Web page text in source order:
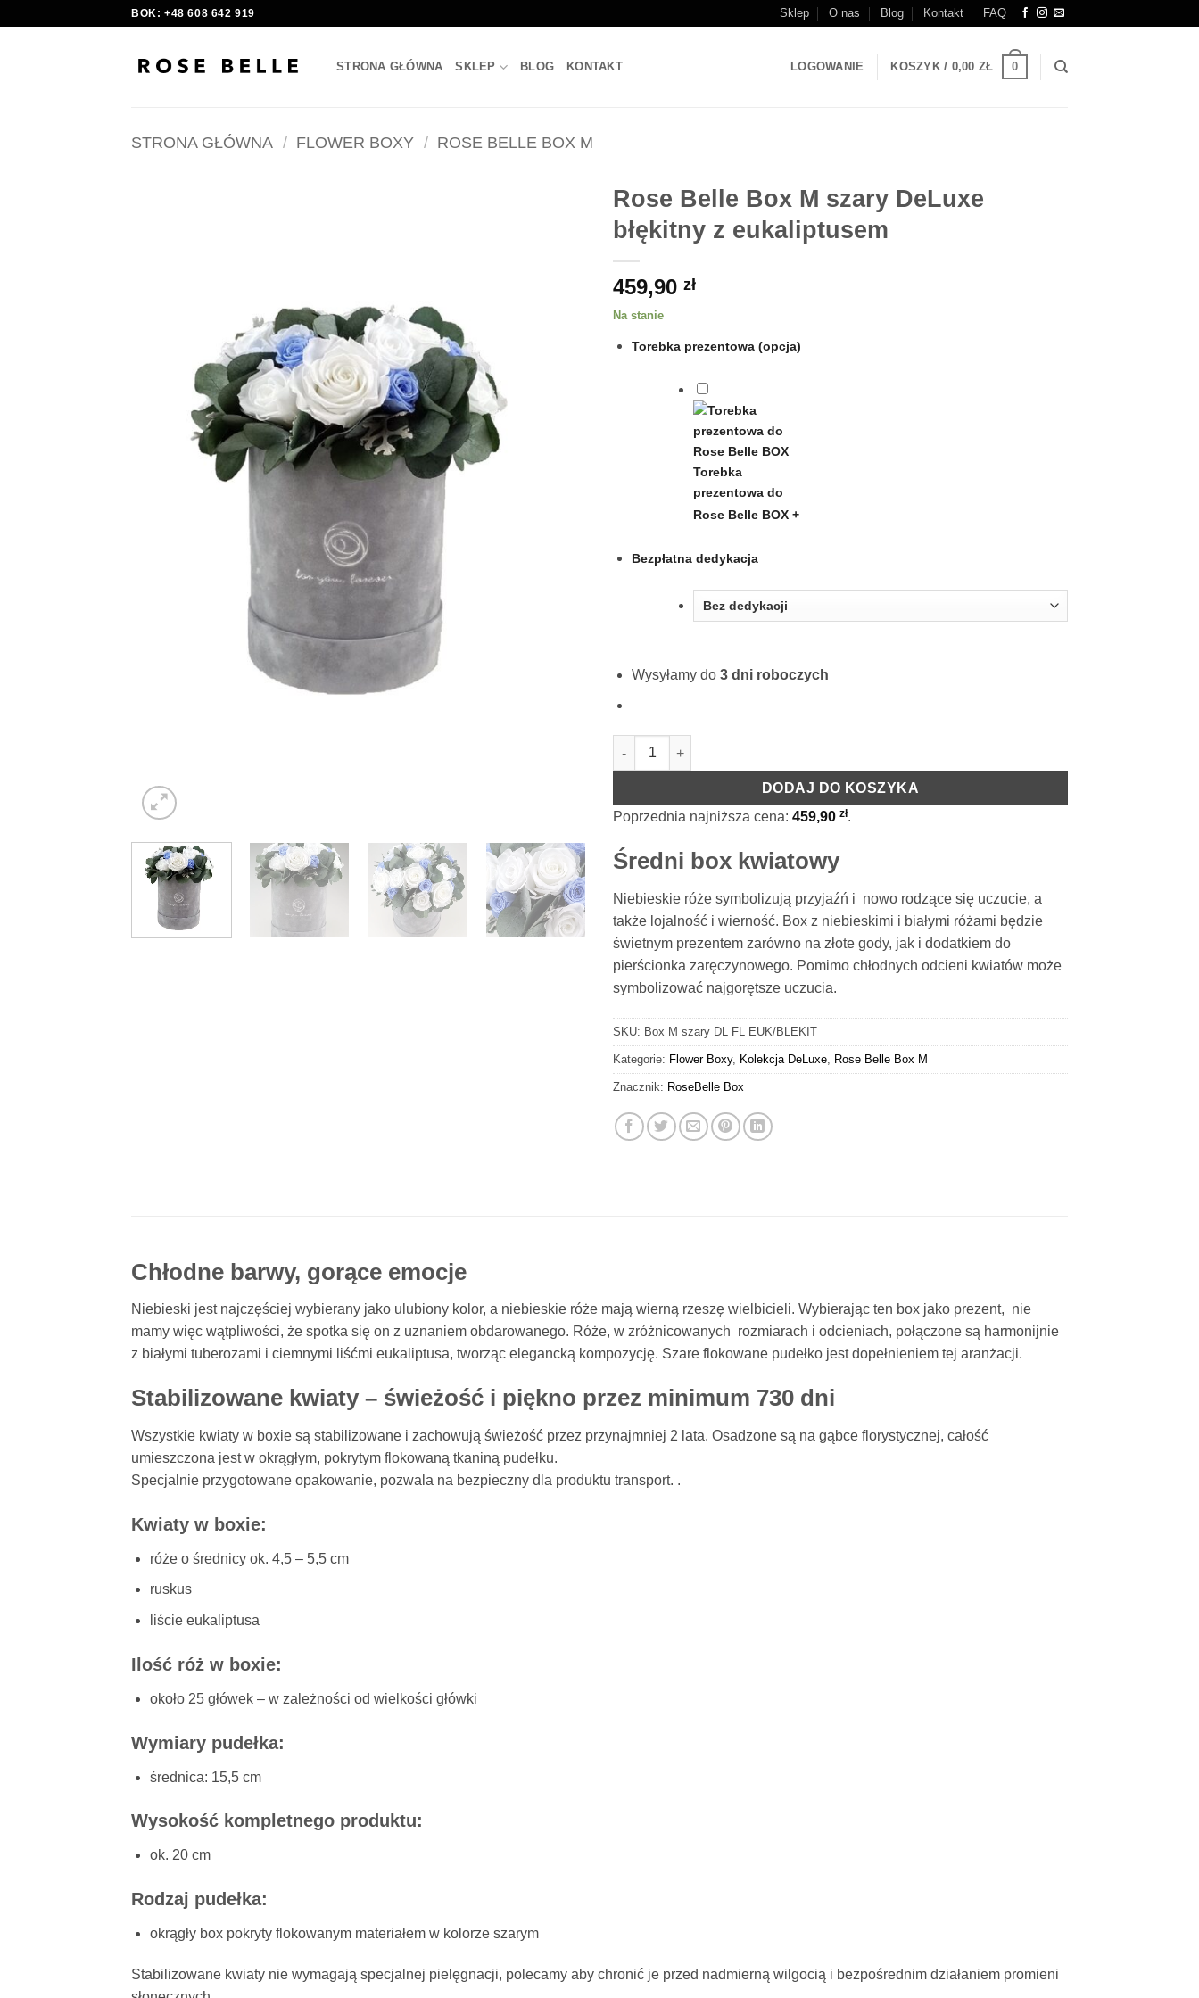
BOK: +48 608 642 919 Sklep O nas Blog Kontakt FAQ
STRONA GŁÓWNA SKLEP BLOG KONTAKT LOGOWANIE KOSZYK / 0,00 ZŁ 0
STRONA GŁÓWNA / FLOWER BOXY / ROSE BELLE BOX M
Rose Belle Box M szary DeLuxe
błękitny z eukaliptusem
459,90 zł
Na stanie
Torebka prezentowa (opcja)
Torebka
prezentowa do
Rose Belle BOX +
Bezpłatna dedykacja
Wysyłamy do 3 dni roboczych
ilość Rose Belle Box M szary DeLuxe błękitny z eukaliptusem
DODAJ DO KOSZYKA
Poprzednia najniższa cena: 459,90 zł.
Średni box kwiatowy
Niebieskie róże symbolizują przyjaźń i nowo rodzące się uczucie, a
także lojalność i wierność. Box z niebieskimi i białymi różami będzie
świetnym prezentem zarówno na złote gody, jak i dodatkiem do
pierścionka zaręczynowego. Pomimo chłodnych odcieni kwiatów może
symbolizować najgorętsze uczucia.
SKU: Box M szary DL FL EUK/BLEKIT
Kategorie: Flower Boxy, Kolekcja DeLuxe Rose Belle Box M
Znacznik: RoseBelle Box
Chłodne barwy, gorące emocje
Niebieski jest najczęściej wybierany jako ulubiony kolor, a niebieskie róże mają wierną rzeszę wielbicieli. Wybierając ten box jako prezent, nie
mamy więc wątpliwości, że spotka się on z uznaniem obdarowanego. Róże, w zróżnicowanych rozmiarach i odcieniach, połączone są harmonijnie
z białymi tuberozami i ciemnymi liśćmi eukaliptusa, tworząc elegancką kompozycję. Szare flokowane pudełko jest dopełnieniem tej aranżacji.
Stabilizowane kwiaty – świeżość i piękno przez minimum 730 dni
Wszystkie kwiaty w boxie są stabilizowane i zachowują świeżość przez przynajmniej 2 lata. Osadzone są na gąbce florystycznej, całość
umieszczona jest w okrągłym, pokrytym flokowaną tkaniną pudełku.
Specjalnie przygotowane opakowanie, pozwala na bezpieczny dla produktu transport. .
Kwiaty w boxie:
róże o średnicy ok. 4,5 – 5,5 cm
ruskus
liście eukaliptusa
Ilość róż w boxie:
około 25 główek – w zależności od wielkości główki
Wymiary pudełka:
średnica: 15,5 cm
Wysokość kompletnego produktu:
ok. 20 cm
Rodzaj pudełka:
okrągły box pokryty flokowanym materiałem w kolorze szarym
Stabilizowane kwiaty nie wymagają specjalnej pielęgnacji, polecamy aby chronić je przed nadmierną wilgocią i bezpośrednim działaniem promieni